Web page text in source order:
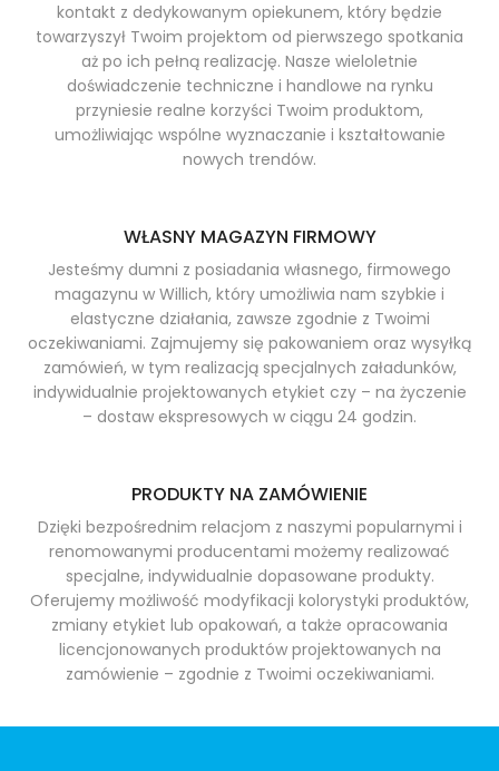
kontakt z dedykowanym opiekunem, który będzie
towarzyszył Twoim projektom od pierwszego spotkania
aż po ich pełną realizację. Nasze wieloletnie
doświadczenie techniczne i handlowe na rynku
przyniesie realne korzyści Twoim produktom,
umożliwiając wspólne wyznaczanie i kształtowanie
nowych trendów.
WŁASNY MAGAZYN FIRMOWY
Jesteśmy dumni z posiadania własnego, firmowego
magazynu w Willich, który umożliwia nam szybkie i
elastyczne działania, zawsze zgodnie z Twoimi
oczekiwaniami. Zajmujemy się pakowaniem oraz wysyłką
zamówień, w tym realizacją specjalnych załadunków,
indywidualnie projektowanych etykiet czy – na życzenie
– dostaw ekspresowych w ciągu 24 godzin.
PRODUKTY NA ZAMÓWIENIE
Dzięki bezpośrednim relacjom z naszymi popularnymi i
renomowanymi producentami możemy realizować
specjalne, indywidualnie dopasowane produkty.
Oferujemy możliwość modyfikacji kolorystyki produktów,
zmiany etykiet lub opakowań, a także opracowania
licencjonowanych produktów projektowanych na
zamówienie – zgodnie z Twoimi oczekiwaniami.